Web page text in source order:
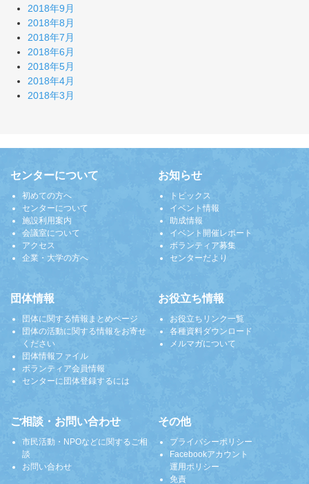
2018年9月
2018年8月
2018年7月
2018年6月
2018年5月
2018年4月
2018年3月
センターについて
初めての方へ
センターについて
施設利用案内
会議室について
アクセス
企業・大学の方へ
お知らせ
トピックス
イベント情報
助成情報
イベント開催レポート
ボランティア募集
センターだより
団体情報
団体に関する情報まとめページ
団体の活動に関する情報をお寄せ
ください
団体情報ファイル
ボランティア会員情報
センターに団体登録するには
お役立ち情報
お役立ちリンク一覧
各種資料ダウンロード
メルマガについて
ご相談・お問い合わせ
市民活動・NPOなどに関するご相
談
お問い合わせ
その他
プライバシーポリシー
Facebookアカウント
運用ポリシー
免責